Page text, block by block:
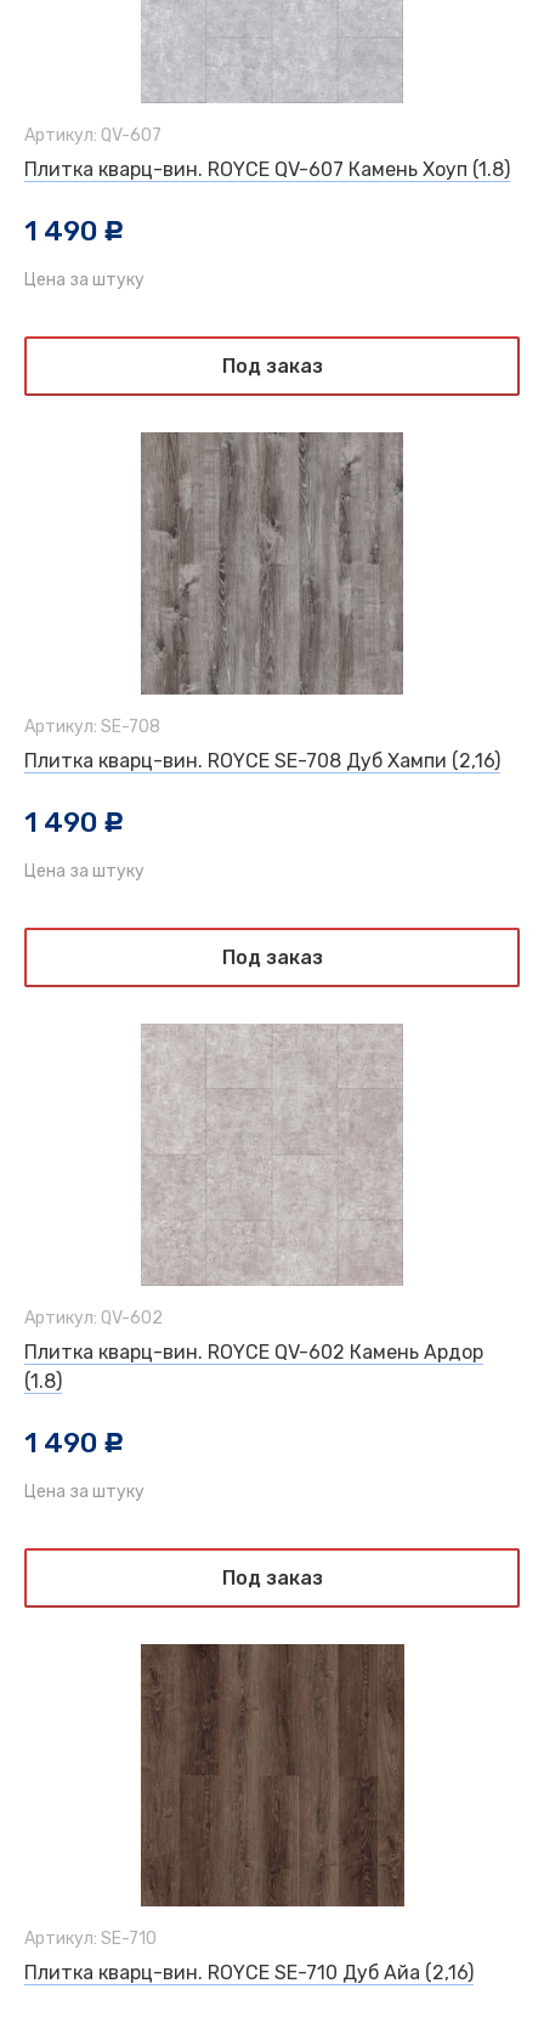
Артикул: QV-607
Плитка кварц-вин. ROYCE QV-607 Камень Хоуп (1.8)
1 490 c
Цена за штуку
Под заказ
Артикул: SE-708
Плитка кварц-вин. ROYCE SE-708 Дуб Хампи (2,16)
1 490 c
Цена за штуку
Под заказ
Артикул: QV-602
Плитка кварц-вин. ROYCE QV-602 Камень Ардор
(1.8)
1 490 c
Цена за штуку
Под заказ
Артикул: SE-710
Плитка кварц-вин. ROYCE SE-710 Дуб Айа (2,16)